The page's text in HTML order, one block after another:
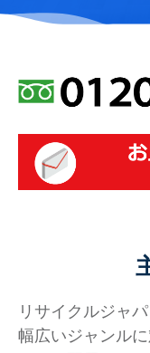
リサイクルジャ
幅広いジャンル